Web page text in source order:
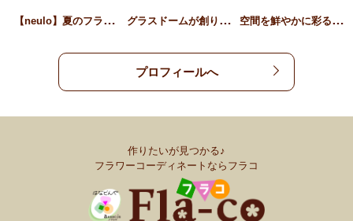
【
neulo】夏のフラワー… グ
ラスドームが創り出す、自… 空
間を鮮やかに彩る、凛とし…
プロフィールへ
作りたいが見つかる♪
フラワーコーディネートならフラコ